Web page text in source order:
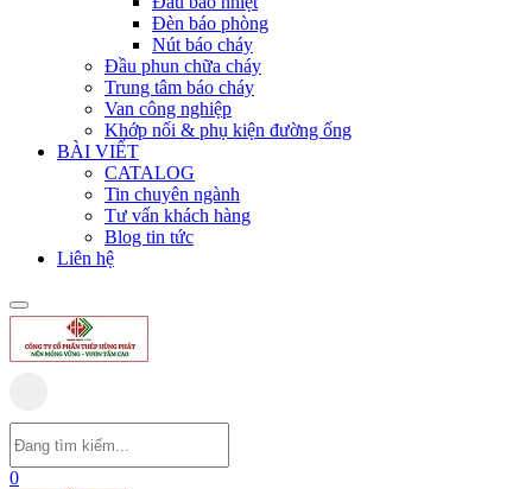
Đèn báo phòng
Nút báo cháy
Đầu phun chữa cháy
Trung tâm báo cháy
Van công nghiệp
Khớp nối & phụ kiện đường ống
BÀI VIẾT
CATALOG
Tin chuyên ngành
Tư vấn khách hàng
Blog tin tức
Liên hệ
0